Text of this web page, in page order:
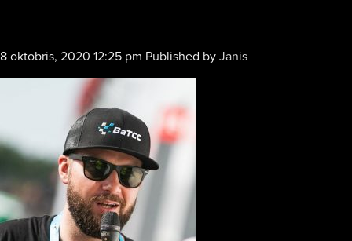
8 oktobris, 2020 12:25 pm Published byJānis